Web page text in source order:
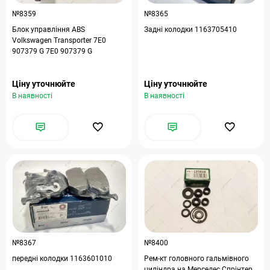
№8359
Блок управління ABS
Volkswagen Transporter 7E0
907379 G 7E0 907379 G
Ціну уточнюйте
В наявності
№8365
Задні колодки 1163705410
Ціну уточнюйте
В наявності
№8367
передні колодки 1163601010
№8400
Рем-кт головного гальмівного